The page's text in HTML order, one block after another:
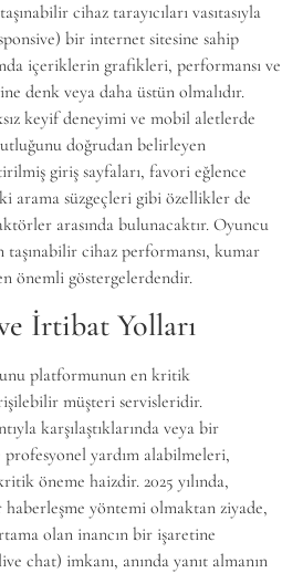
cihaz tarayıcıları vasıtasıyla
bir internet sitesine sahip
içeriklerin grafikleri, performansı ve
denk veya daha üstün olmalıdır.
keyif deneyimi ve mobil aletlerde
doğrudan belirleyen
giriş sayfaları, favori eğlence
arama süzgeçleri gibi özellikler de
arasında bulunacaktır. Oyuncu
taşınabilir cihaz performansı, kumar
önemli göstergelerdendir.
İrtibat Yolları
platformunun en kritik
müşteri servisleridir.
karşılaştıklarında veya bir
yardım alabilmeleri,
öneme haizdir. 2025 yılında,
haberleşme yöntemi olmaktan ziyade,
olan inancın bir işaretine
chat) imkanı, anında yanıt almanın